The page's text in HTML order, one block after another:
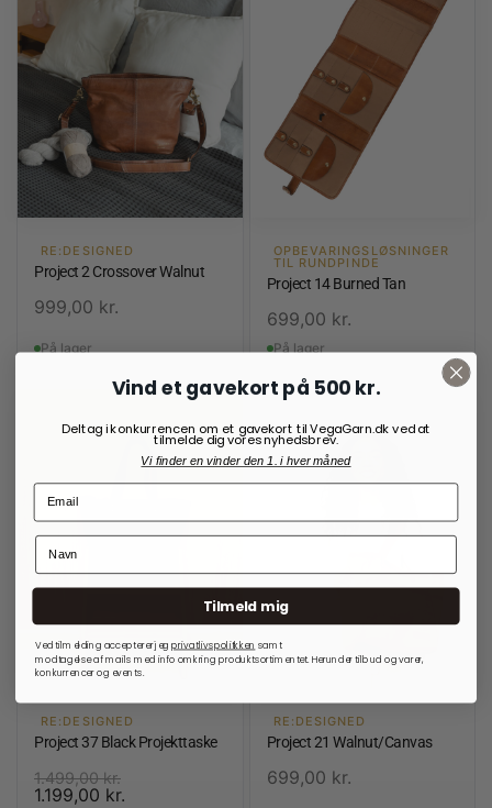
RE:DESIGNED
Project 2 Crossover Walnut
999,00 kr.
På lager
OPBEVARINGSLØSNINGER
TIL RUNDPINDE
Project 14 Burned Tan
699,00 kr.
På lager
RE:DESIGNED
Project 37 Black Projekttaske
1.499,00kr.
1.199,00 kr.
RE:DESIGNED
Project 21 Walnut/Canvas
699,00 kr.
Vind et gavekort på 500 kr.
Deltag i konkurrencen om et gavekort til VegaGarn.dk ved at
tilmelde dig vores nyhedsbrev.
Vi finder en vinder den 1. i hver måned
Tilmeld mig
Ved tilmelding accepterer jegprivatlivspolitkken samt
modtagelse af mails med info omkring produktsortimentet. Herunder tilbud og varer,
konkurrencer og events.